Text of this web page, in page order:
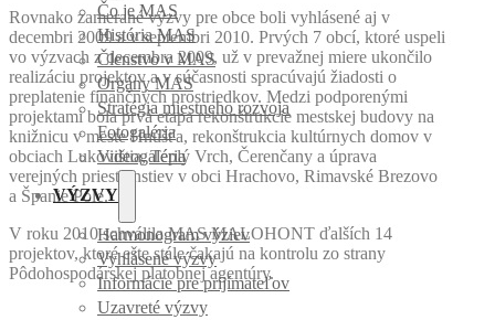
Čo je MAS
História MAS
Členstvo v MAS
Orgány MAS
Stratégia miestneho rozvoja
Fotogaléria
Videogaléria
VÝZVY
Harmonogram výziev
Vyhlásené výzvy
Informácie pre prijímateľov
Uzavreté výzvy
Rovnako zamerané výzvy pre obce boli vyhlásené aj v
decembri 2009 a v septembri 2010. Prvých 7 obcí, ktoré uspeli
vo výzvach z decembra 2009, už v prevažnej miere ukončilo
realizáciu projektov a v súčasnosti spracúvajú žiadosti o
preplatenie finančných prostriedkov. Medzi podporenými
projektami bola prvá etapa rekonštrukcie mestskej budovy na
knižnicu v meste Hnúšťa, rekonštrukcia kultúrnych domov v
obciach Lukovištia, Teplý Vrch, Čerenčany a úprava
verejných priestranstiev v obci Hrachovo, Rimavské Brezovo
a Španie Pole.
V roku 2010 schválila MAS MALOHONT ďalších 14
projektov, ktoré ešte stále čakajú na kontrolu zo strany
Pôdohospodárskej platobnej agentúry.